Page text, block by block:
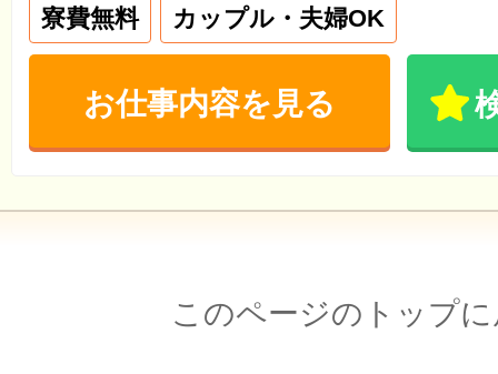
寮費無料 カップル・夫婦OK
お仕事内容を見る
このページのトップ